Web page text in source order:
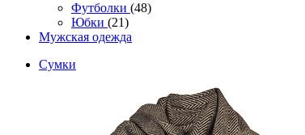
Футболки (48)
Юбки (21)
Мужская одежда
Сумки